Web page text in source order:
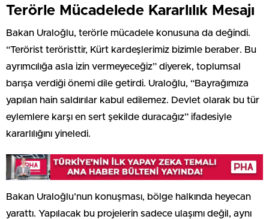
Terörle Mücadelede Kararlılık Mesajı
Bakan Uraloğlu, terörle mücadele konusuna da değindi.
“Terörist teröristtir, Kürt kardeşlerimiz bizimle beraber. Bu
ayrımcılığa asla izin vermeyeceğiz” diyerek, toplumsal
barışa verdiği önemi dile getirdi. Uraloğlu, “Bayrağımıza
yapılan hain saldırılar kabul edilemez. Devlet olarak bu tür
eylemlere karşı en sert şekilde duracağız” ifadesiyle
kararlılığını yineledi.
Bakan Uraloğlu’nun konuşması, bölge halkında heyecan
yarattı. Yapılacak bu projelerin sadece ulaşımı değil, aynı